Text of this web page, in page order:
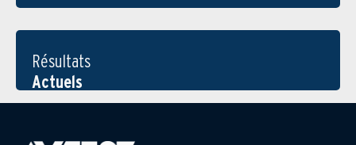
Résultats
Actuels